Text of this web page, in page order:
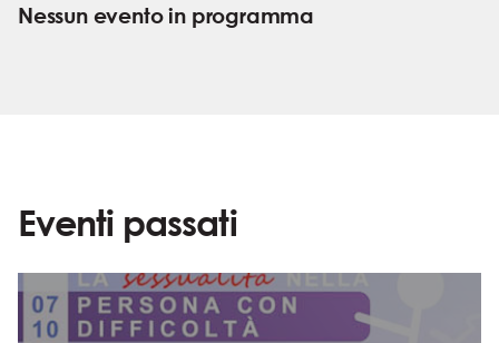
Nessun evento in programma
Eventi passati